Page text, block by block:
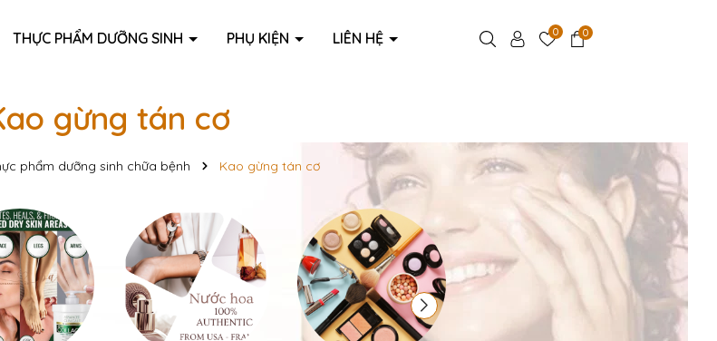
THỰC PHẨM DƯỠNG SINH PHỤ KIỆN LIÊN HỆ 0 0
gừng tán cơ
phẩm dưỡng sinh chữa bệnh Kao gừng tán cơ